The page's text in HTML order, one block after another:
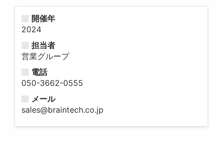
開催年
2024
担当者
営業グループ
電話
050-3662-0555
メール
sales@braintech.co.jp